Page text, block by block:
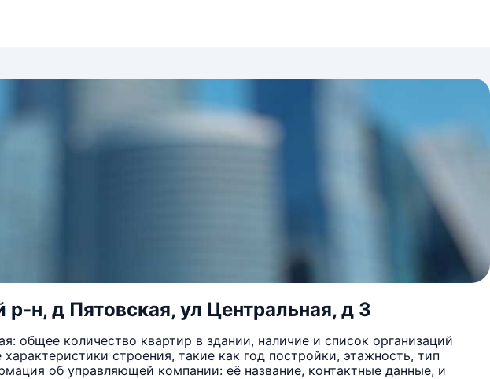
н, д Пятовская, ул Центральная, д 3
общее количество квартир в здании, наличие и список организаций
строения, такие как год постройки, этажность, тип
об управляющей компании: её название, контактные данные, и